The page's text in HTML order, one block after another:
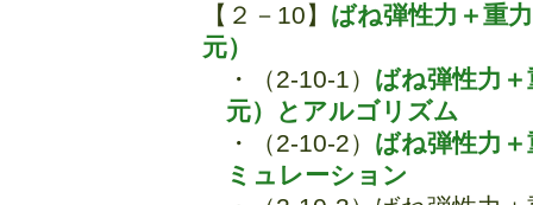
【２－10】 ばね弾性力＋重
元）
・（2-10-1） ばね弾性力
元）とアルゴリズム
・（2-10-2） ばね弾性力
ミュレーション